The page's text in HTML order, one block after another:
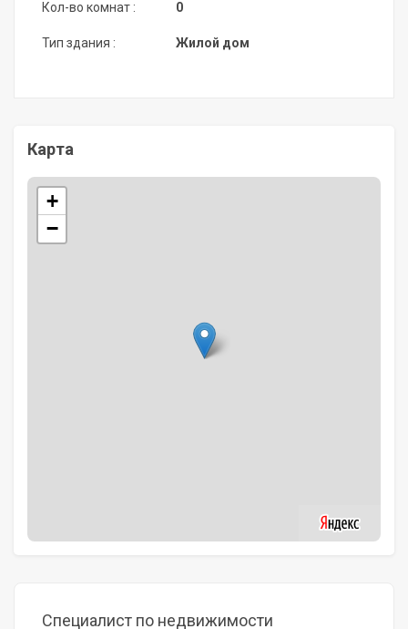
Кол-во комнат :
Тип здания :
0
Жилой дом
Карта
+
−
Специалист по недвижимости